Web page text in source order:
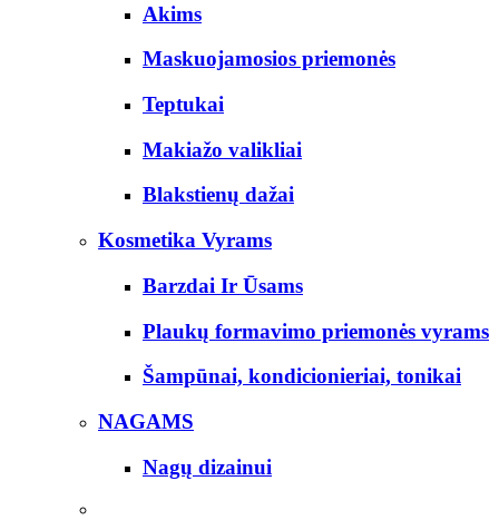
Akims
Maskuojamosios priemonės
Teptukai
Makiažo valikliai
Blakstienų dažai
Kosmetika Vyrams
Barzdai Ir Ūsams
Plaukų formavimo priemonės vyrams
Šampūnai, kondicionieriai, tonikai
NAGAMS
Nagų dizainui